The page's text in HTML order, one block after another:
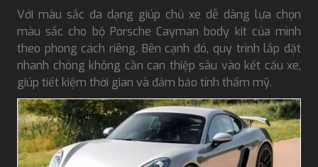
Với màu sắc đa dạng giúp chủ xe dễ dàng lựa chọn
màu sắc cho bộ Porsche Cayman body kit của mình
theo phong cách riêng. Bên cạnh đó, quy trình lắp đặt
nhanh chóng không cần can thiệp sâu vào kết cấu xe,
giúp tiết kiệm thời gian và đảm bảo tính thẩm mỹ.